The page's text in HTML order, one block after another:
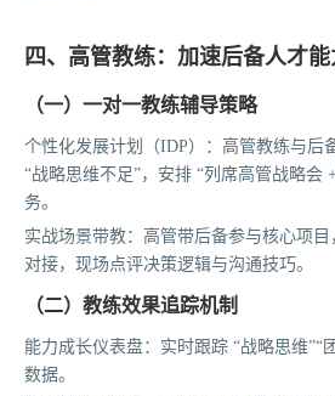
四、高管教练：加速后备人才
（一）一对一教练辅导策略
个性化发展计划（IDP）：高管教练与后
“战略思维不足”，安排 “列席高管战略会
务。
实战场景带教：高管带后备参与核心项
对接，现场点评决策逻辑与沟通技巧。
（二）教练效果追踪机制
能力成长仪表盘：实时跟踪 “战略思维”“
数据。